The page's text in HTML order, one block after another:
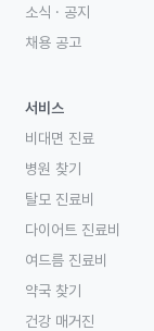
소식 · 공지
채용 공고
서비스
비대면 진료
병원 찾기
탈모 진료비
다이어트 진료비
여드름 진료비
약국 찾기
건강 매거진